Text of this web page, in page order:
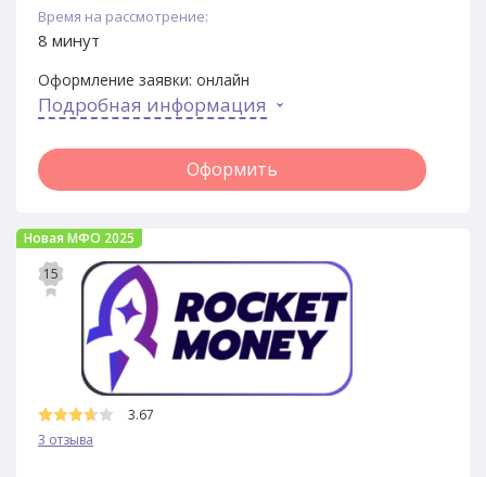
Время на рассмотрение:
8 минут
Оформление заявки: онлайн
Подробная информация
Оформить
Новая МФО 2025
15
3.67
3 отзыва